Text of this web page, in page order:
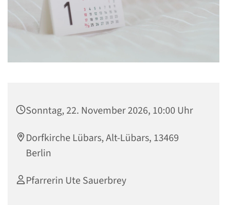
Sonntag, 22. November 2026, 10:00 Uhr
Dorfkirche Lübars, Alt-Lübars, 13469
Berlin
Pfarrerin Ute Sauerbrey